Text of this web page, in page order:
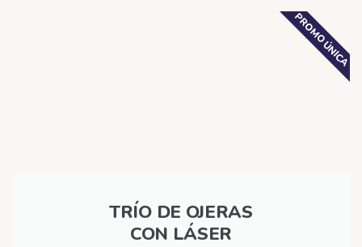
TRÍO DE OJERAS
CON LÁSER
PROMO ÚNICA